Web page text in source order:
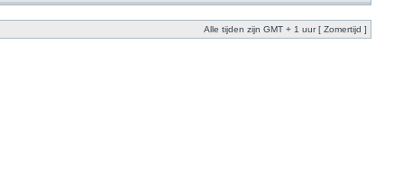
Alle tijden zijn GMT + 1 uur [ Zomertijd ]